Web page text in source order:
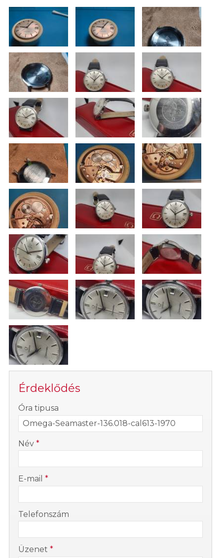
Érdeklődés
-
Óra tipusa
Név *
E-mail *
Telefonszám
Üzenet *